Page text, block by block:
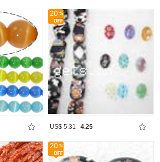
20
US$ 5.31 4.25
20